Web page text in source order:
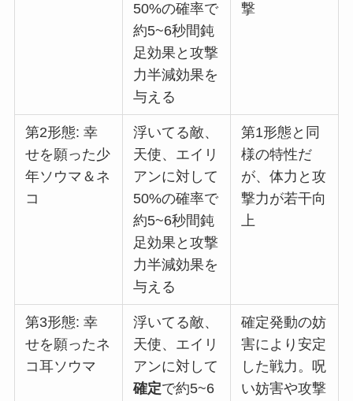
50%の確率で
約5~6秒間鈍
足効果と攻撃
力半減効果を
与える
撃
第2形態: 幸
せを願った少
年ソウマ＆ネ
コ
浮いてる敵、
天使、エイリ
アンに対して
50%の確率で
約5~6秒間鈍
足効果と攻撃
力半減効果を
与える
第1形態と同
様の特性だ
が、体力と攻
撃力が若干向
上
第3形態: 幸
せを願ったネ
コ耳ソウマ
浮いてる敵、
天使、エイリ
アンに対して
確定で約5~6
確定発動の妨
害により安定
した戦力。呪
い妨害や攻撃